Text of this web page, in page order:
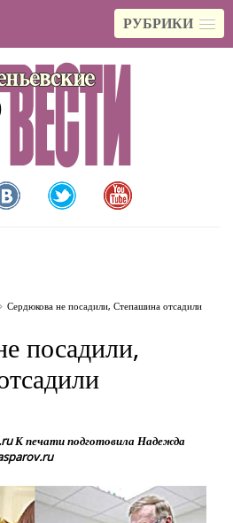
РУБРИКИ
Сердюкова не посадили, Степашина отсадили
посадили,
К печати подготовила Надежда